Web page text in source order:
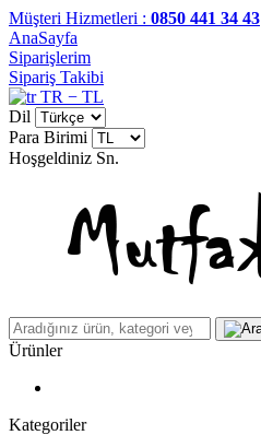
Müşteri Hizmetleri : 0850 441 34 43
AnaSayfa
Siparişlerim
Sipariş Takibi
TR − TL
Dil
Para Birimi
Hoşgeldiniz Sn.
Ürünler
Kategoriler